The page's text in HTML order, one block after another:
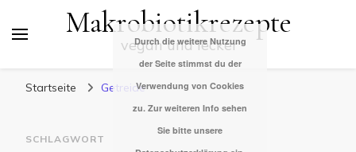
Makrobiotikrezepte
vegan und lecker
Startseite Getreide
SCHLAGWORT
Durch die weitere Nutzung
der Seite stimmst du der
Verwendung von Cookies
zu. Zur weiteren Info sehen
Sie bitte unsere